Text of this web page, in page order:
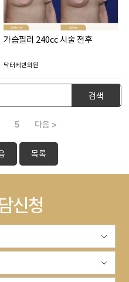
가슴필러 240cc 시술 전후
닥터케빈의원
검색
5 다음 >
목록
신청